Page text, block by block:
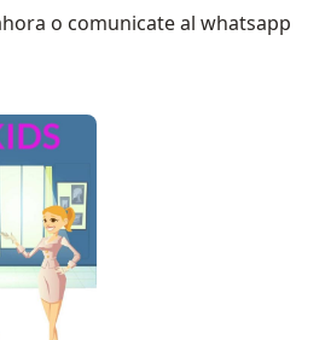
o comunicate al whatsapp